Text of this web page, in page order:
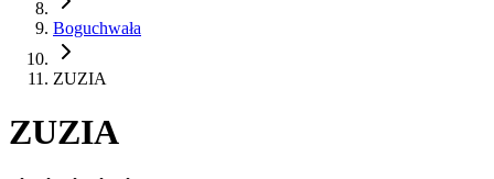
Boguchwała
ZUZIA
ZUZIA